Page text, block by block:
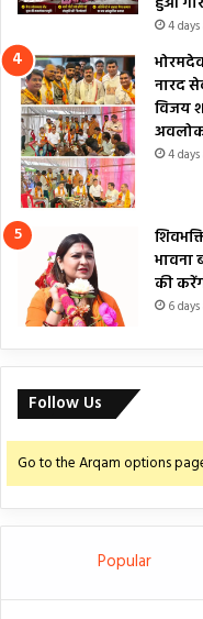
4 days
नारद
विजय
4 days
भावना
की
6
Follow Us
Go to the Arqam options
Popular